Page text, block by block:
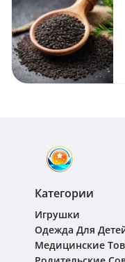
Категории
Игрушки
Одежда Для
Медицинские